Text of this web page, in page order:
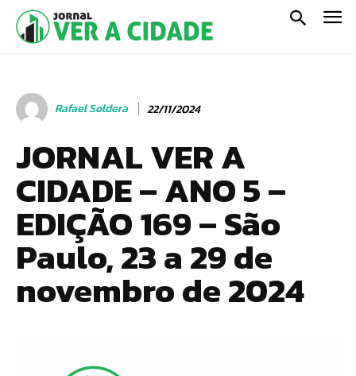
Rafael Soldera 22/11/2024
JORNAL VER A
CIDADE – ANO 5 –
EDIÇÃO 169 – São
Paulo, 23 a 29 de
novembro de 2024